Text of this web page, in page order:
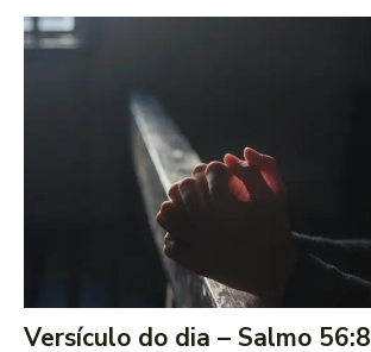
Versículo do dia – Salmo 56:8